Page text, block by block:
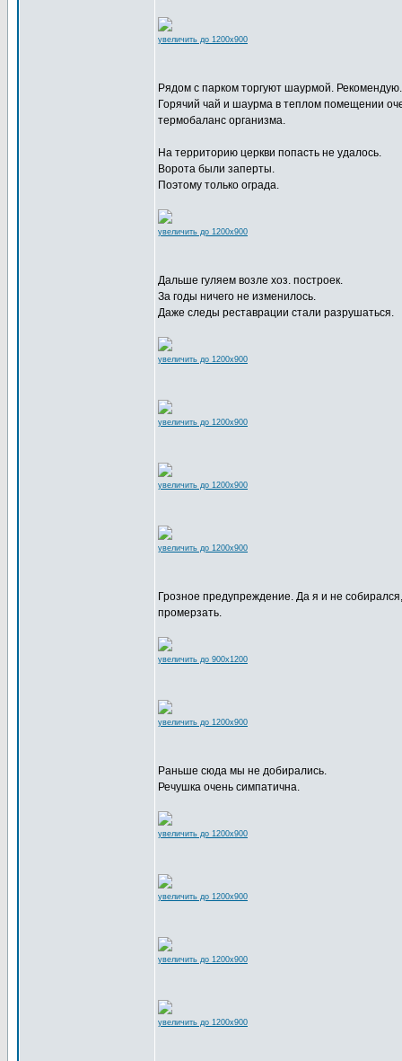
увеличить до 1200x900
Рядом с парком торгуют шаурмой.
Горячий чай и шаурма в теплом помещении
термобаланс организма.
На территорию церкви попасть не удалось.
Ворота были заперты.
Поэтому только ограда.
увеличить до 1200x900
Дальше гуляем возле хоз. построек.
За годы ничего не изменилось.
Даже следы реставрации стали разрушаться.
увеличить до 1200x900
увеличить до 1200x900
увеличить до 1200x900
увеличить до 1200x900
Грозное предупреждение. Да я и не
промерзать.
увеличить до 900x1200
увеличить до 1200x900
Раньше сюда мы не добирались.
Речушка очень симпатична.
увеличить до 1200x900
увеличить до 1200x900
увеличить до 1200x900
увеличить до 1200x900